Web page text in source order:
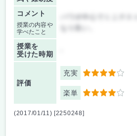
コメント
授業の内容や
学べたこと
パワポ中心でミニテス
授業を
受けた時期
評価
充実 4
楽単 4
(2017/01/11) [2250248]